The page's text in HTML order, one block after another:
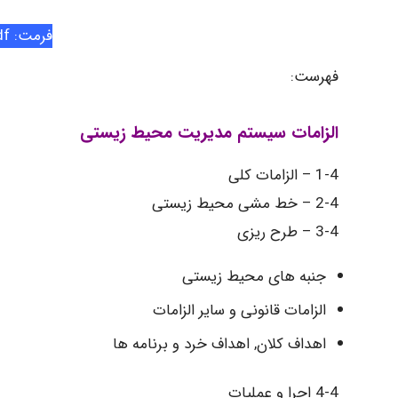
فرمت: Pdf
فهرست:
الزامات سیستم مدیریت محیط زیستی
1-4 – الزامات کلی
2-4 – خط مشی محیط زیستی
3-4 – طرح ریزی
جنبه های محیط زیستی
الزامات قانونی و سایر الزامات
اهداف کلان, اهداف خرد و برنامه ها
4-4 اجرا و عملیات